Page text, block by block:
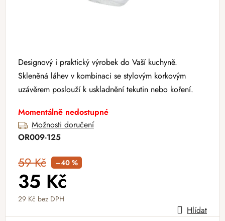
Designový i praktický výrobek do Vaší kuchyně.
Skleněná láhev v kombinaci se stylovým korkovým
uzávěrem poslouží k uskladnění tekutin nebo koření.
Momentálně nedostupné
Možnosti doručení
OR009-125
59 Kč –40 %
35 Kč
29 Kč bez DPH
Měrná cena: Hlídat